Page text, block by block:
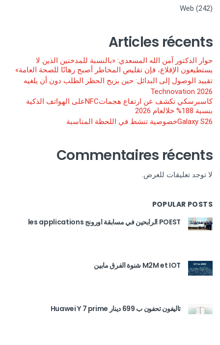
Web (242)
Articles récents
حوار الدكتور آمن الله المسعدي: «بالنسبة للمدخنين الذين لا
يستطيعون الإقلاع، فإن تقليص المخاطر أصبح رهانًا للصحة العامة»
تقييد الوصول إلى البدائل: حين يزيح الحظر الطلب دون أن يلغيه
Technovation 2026
كاسبرسكي تكشف عن ارتفاع هجماتNFCعلى الهواتف الذكية
بنسبة 188% خلالعام 2026
Galaxy S26خصوصية تنشط في اللحظة المناسبة
Commentaires récents
لا توجد تعليقات للعرض.
POPULAR POSTS
POEST الرابحين في مسابقة اورونج les applications
M2M et IOT شنوة الفرق مابين
تاليفون تحفون ب 699 دينار Huawei Y 7 prime